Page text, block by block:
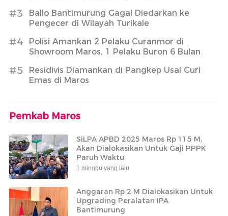
#3
Ballo Bantimurung Gagal Diedarkan ke
Pengecer di Wilayah Turikale
#4
Polisi Amankan 2 Pelaku Curanmor di
Showroom Maros, 1 Pelaku Buron 6 Bulan
#5
Residivis Diamankan di Pangkep Usai Curi
Emas di Maros
Pemkab Maros
SiLPA APBD 2025 Maros Rp 115 M,
Akan Dialokasikan Untuk Gaji PPPK
Paruh Waktu
1 minggu yang lalu
Anggaran Rp 2 M Dialokasikan Untuk
Upgrading Peralatan IPA
Bantimurung